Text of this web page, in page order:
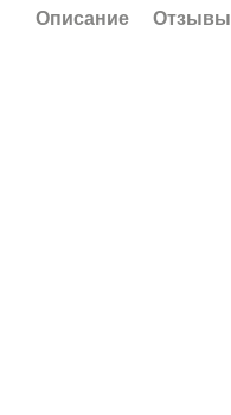
Описание Отзывы